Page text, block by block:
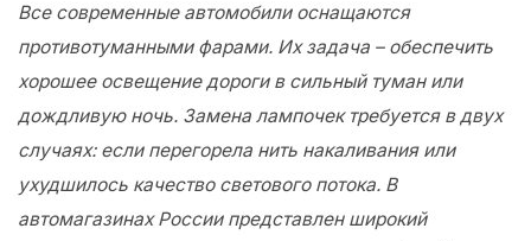
Все современные автомобили оснащаются
противотуманными фарами. Их задача – обеспечить
хорошее освещение дороги в сильный туман или
дождливую ночь. Замена лампочек требуется в двух
случаях: если перегорела нить накаливания или
ухудшилось качество светового потока. В
автомагазинах России представлен широкий